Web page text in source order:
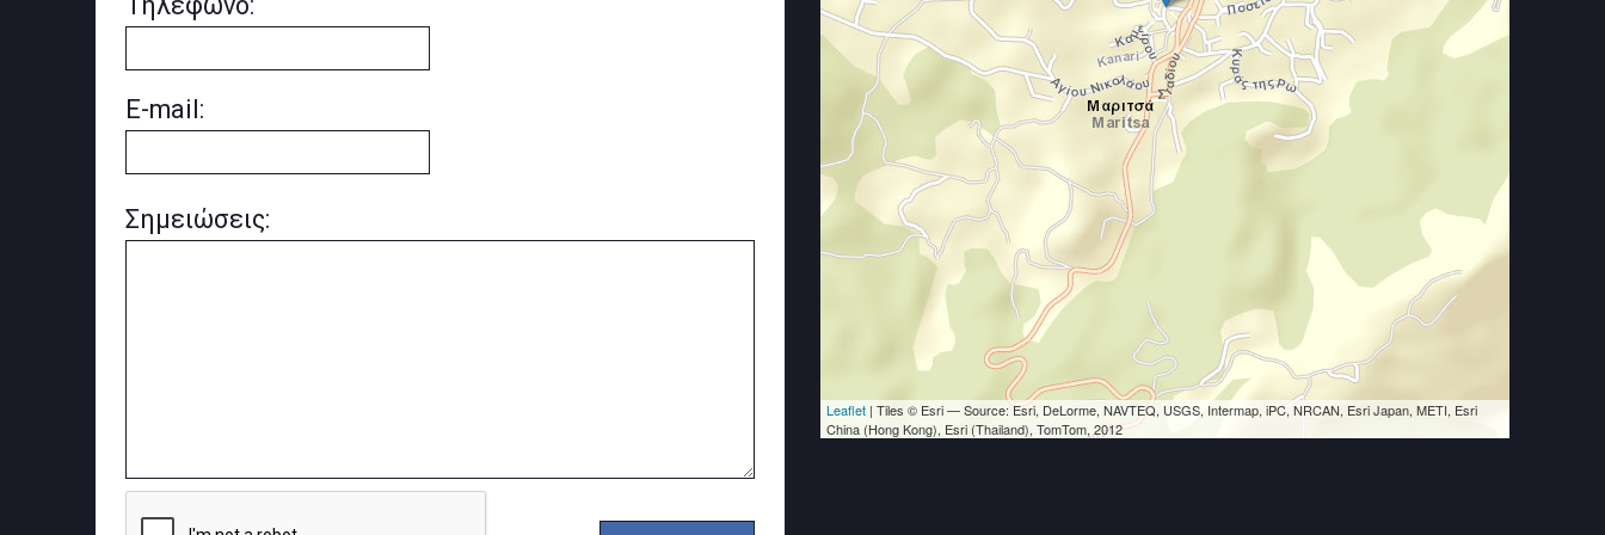
E-mail:
Σημειώσεις:
Leaflet | Tiles © Esri — Source: Esri, DeLorme, NAVTEQ, USGS, Intermap, iPC, NRCAN, Esri Japan, METI, Esri
China (Hong Kong), Esri (Thailand), TomTom, 2012